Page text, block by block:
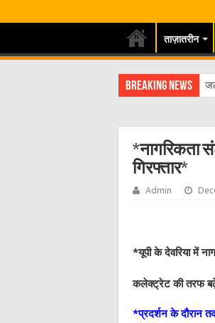
ताज़ातरीन
Breaking News
*नागरिकता
गिरफ्तार*
Admin
*यूपी के देवरिया में
कलेक्ट्रेट की तरफ
*प्रदर्शन के दौरान